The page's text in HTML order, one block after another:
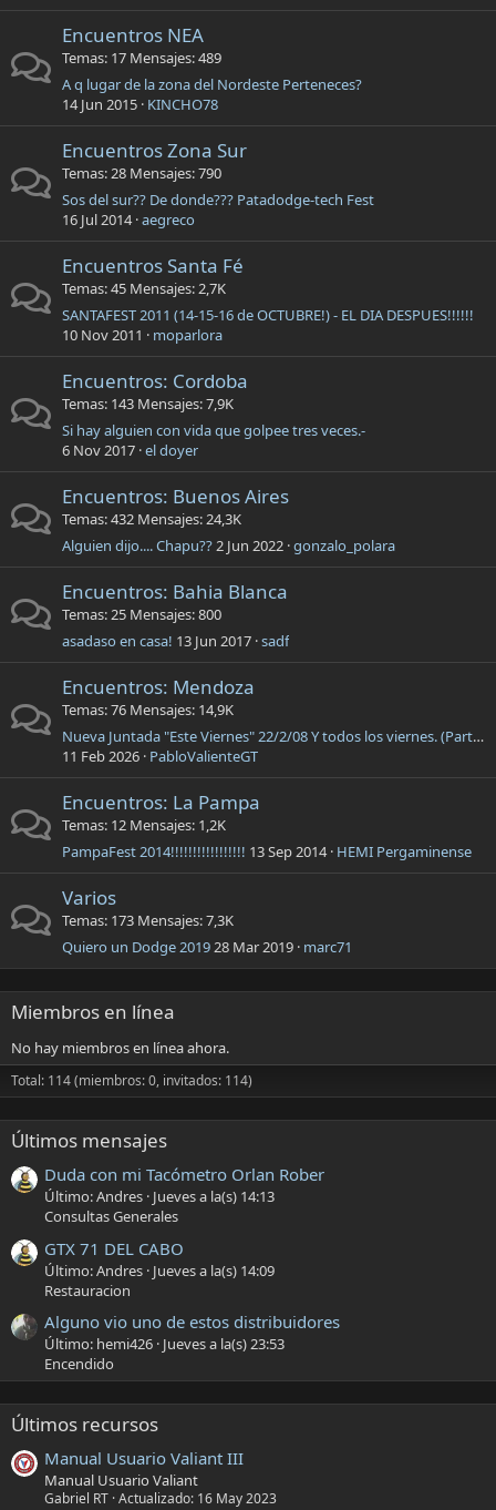
Encuentros NEA
Temas 17 Mensajes 489
A q lugar de la zona del Nordeste Perteneces?
14 Jun 2015 KINCHO78
Encuentros Zona Sur
Temas 28 Mensajes 790
Sos del sur?? De donde??? Patadodge-tech Fest
16 Jul 2014 aegreco
Encuentros Santa Fé
Temas 45 Mensajes 2,7K
SANTAFEST 2011 (14-15-16 de OCTUBRE!) - EL DIA DESPUES!!!!!!
10 Nov 2011
moparlora
Encuentros: Cordoba
Temas 143 Mensajes 7,9K
Si hay alguien con vida que golpee tres veces.-
6 Nov 2017 el doyer
Encuentros: Buenos Aires
Temas 432 Mensajes 24,3K
Alguien dijo.... Chapu??2 Jun 2022 gonzalo_polara
Encuentros: Bahia Blanca
Temas 25 Mensajes 800
asadaso en casa! 13 Jun 2017 sadf
Encuentros: Mendoza
Temas 76 Mensajes 14,9K
Nueva Juntada "Este Viernes" 22/2/08 Y todos los viernes. (Parte 19)
11 Feb 2026 PabloValienteGT
Encuentros: La Pampa
Temas 12 Mensajes 1,2K
PampaFest 2014!!!!!!!!!!!!!!!!! 13 Sep 2014 HEMI Pergaminense
Varios
Temas 173 Mensajes 7,3K
Quiero un Dodge 201928 Mar 2019 marc71
Miembros en línea
No hay miembros en línea ahora.
Total: 114 (miembros: 0, invitados: 114)
Últimos mensajes
Duda con mi Tacómetro Orlan Rober
Último: Andres Jueves a la(s) 14:13
Consultas Generales
GTX 71 DEL CABO
Último: Andres Jueves a la(s) 14:09
Restauracion
Alguno vio uno de estos distribuidores
Último: hemi426 Jueves a la(s) 23:53
Encendido
Últimos recursos
Manual Usuario Valiant III
Manual Usuario Valiant
Gabriel RT Actualizado: 16 May 2023